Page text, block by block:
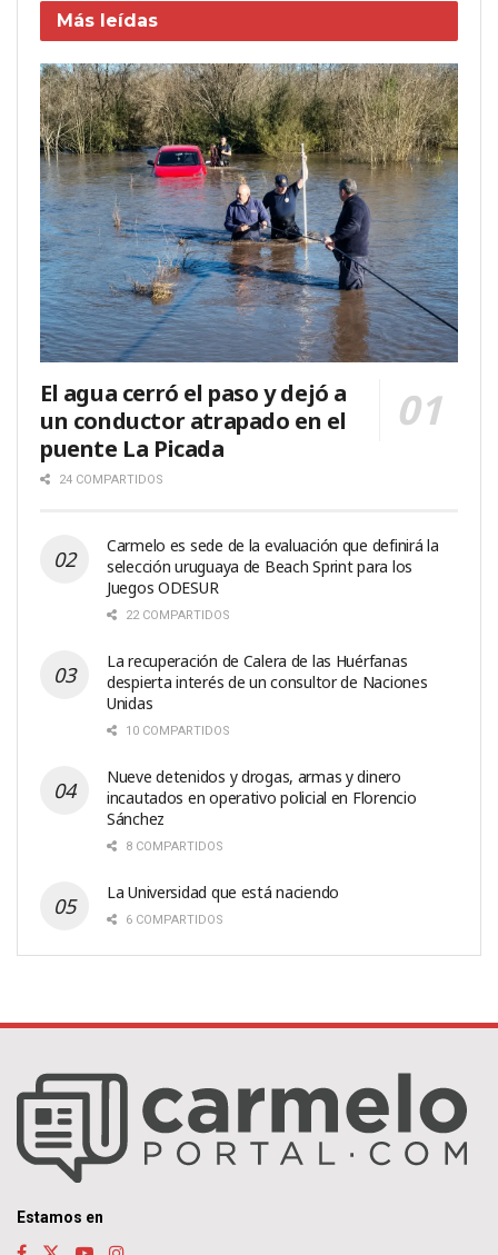
Más leídas
El agua cerró el paso y dejó a
un conductor atrapado en el
puente La Picada
24 COMPARTIDOS
Carmelo es sede de la evaluación que definirá la
selección uruguaya de Beach Sprint para los
Juegos ODESUR
22 COMPARTIDOS
La recuperación de Calera de las Huérfanas
despierta interés de un consultor de Naciones
Unidas
10 COMPARTIDOS
Nueve detenidos y drogas, armas y dinero
incautados en operativo policial en Florencio
Sánchez
8 COMPARTIDOS
La Universidad que está naciendo
6 COMPARTIDOS
Estamos en